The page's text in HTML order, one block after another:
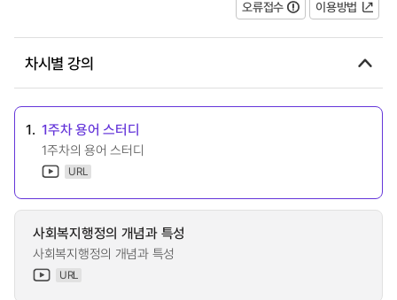
오류접수
이용방법
차시별 강의
1. 1주차 용어 스터디
1주차의 용어 스터디
URL
사회복지행정의 개념과 특성
사회복지행정의 개념과 특성
URL